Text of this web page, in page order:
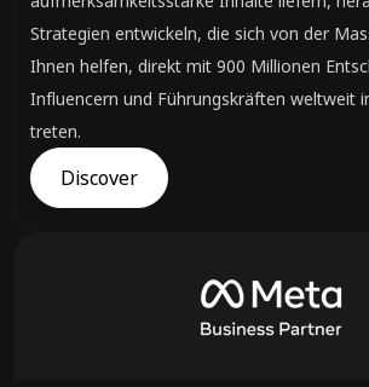
Strategien entwickeln, die sich von der
Ihnen helfen, direkt mit 900 Millionen
Influencern und Führungskräften weltweit
treten.
Discover